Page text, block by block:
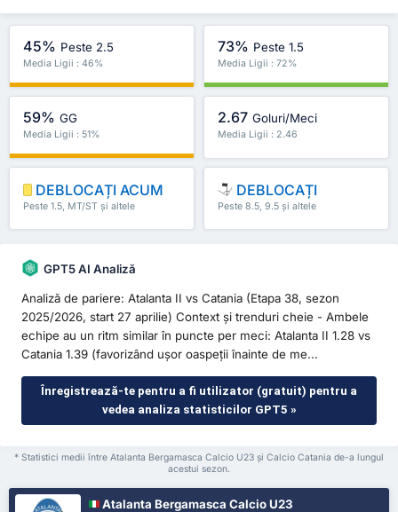
45% Peste 2.5
Media Ligii : 46%
73% Peste 1.5
Media Ligii : 72%
59% GG
Media Ligii : 51%
2.67 Goluri/Meci
Media Ligii : 2.46
DEBLOCAȚI ACUM
Peste 1.5, MT/ST și altele
DEBLOCAȚI
Peste 8.5, 9.5 și altele
GPT5 AI Analiză
Analiză de pariere: Atalanta II vs Catania (Etapa 38, sezon
2025/2026, start 27 aprilie) Context și trenduri cheie - Ambele
echipe au un ritm similar în puncte per meci: Atalanta II 1.28 vs
Catania 1.39 (favorizând ușor oaspeții înainte de me...
Înregistrează-te pentru a fi utilizator (gratuit) pentru a
vedea analiza statisticilor GPT5 »
* Statistici medii între Atalanta Bergamasca Calcio U23 și Calcio Catania de-a lungul
acestui sezon.
Atalanta Bergamasca Calcio U23